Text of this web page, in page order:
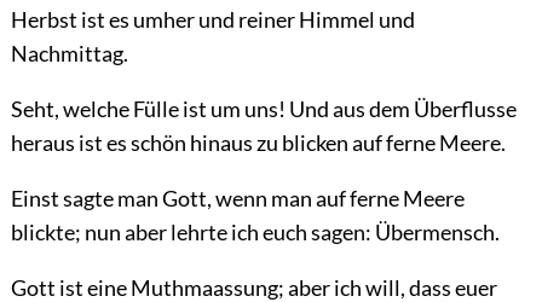
Herbst ist es umher und reiner Himmel und
Nachmittag.
Seht, welche Fülle ist um uns! Und aus dem Überflusse
heraus ist es schön hinaus zu blicken auf ferne Meere.
Einst sagte man Gott, wenn man auf ferne Meere
blickte; nun aber lehrte ich euch sagen: Übermensch.
Gott ist eine Muthmaassung; aber ich will, dass euer